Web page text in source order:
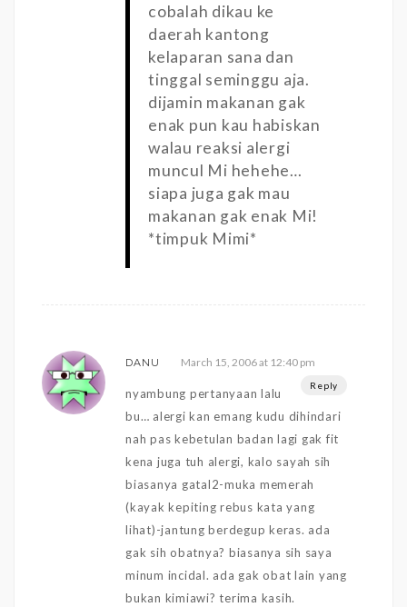
cobalah dikau ke
daerah kantong
kelaparan sana dan
tinggal seminggu aja.
dijamin makanan gak
enak pun kau habiskan
walau reaksi alergi
muncul Mi hehehe…
siapa juga gak mau
makanan gak enak Mi!
*timpuk Mimi*
DANU March 15, 2006 at 12:40 pm
Reply
nyambung pertanyaan lalu
bu… alergi kan emang kudu dihindari
nah pas kebetulan badan lagi gak fit
kena juga tuh alergi, kalo sayah sih
biasanya gatal2-muka memerah
(kayak kepiting rebus kata yang
lihat)-jantung berdegup keras. ada
gak sih obatnya? biasanya sih saya
minum incidal. ada gak obat lain yang
bukan kimiawi? terima kasih.